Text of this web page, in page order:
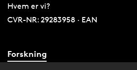
Hvem er vi?
CVR-NR: 29283958 · EAN
Forskning